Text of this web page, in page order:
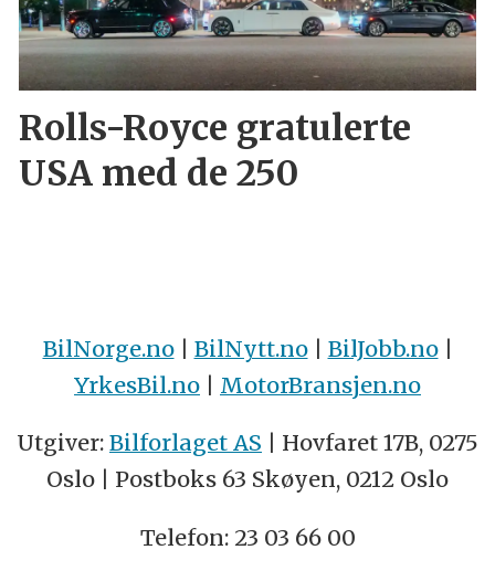
Rolls-Royce gratulerte
USA med de 250
BilNorge.no| BilNytt.no| BilJobb.no|
YrkesBil.no | MotorBransjen.no
Utgiver: Bilforlaget AS | Hovfaret 17B, 0275
Oslo | Postboks 63 Skøyen, 0212 Oslo
Telefon: 23 03 66 00